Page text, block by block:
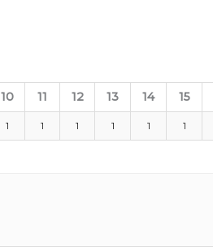
10 11 12 13 14 15
1 1 1 1 1 1